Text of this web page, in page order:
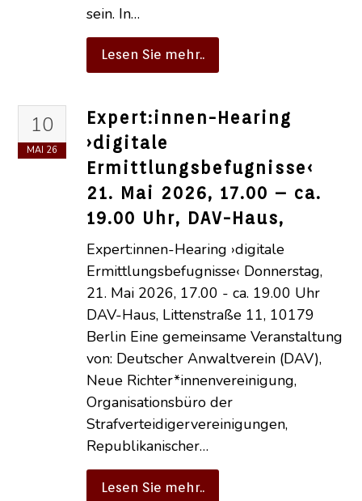
sein. In…
Lesen Sie mehr..
10
MAI 26
Expert:innen-Hearing
›digitale
Ermittlungsbefugnisse‹
21. Mai 2026, 17.00 – ca.
19.00 Uhr, DAV-Haus,
Expert:innen-Hearing ›digitale
Ermittlungsbefugnisse‹ Donnerstag,
21. Mai 2026, 17.00 - ca. 19.00 Uhr
DAV-Haus, Littenstraße 11, 10179
Berlin Eine gemeinsame Veranstaltung
von: Deutscher Anwaltverein (DAV),
Neue Richter*innenvereinigung,
Organisationsbüro der
Strafverteidigervereinigungen,
Republikanischer…
Lesen Sie mehr..